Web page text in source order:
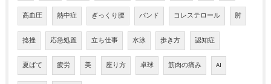
高血圧 熱中症 ぎっくり腰 バンド コレステロール 肘
捻挫 応急処置 立ち仕事 水泳 歩き方 認知症
夏ばて 疲労 美 座り方 卓球 筋肉の痛み AI